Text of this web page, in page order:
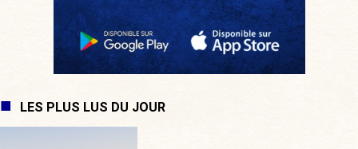
LES PLUS LUS DU JOUR